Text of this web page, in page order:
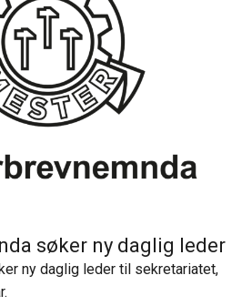
søker ny daglig leder
ny daglig leder til sekretariatet,